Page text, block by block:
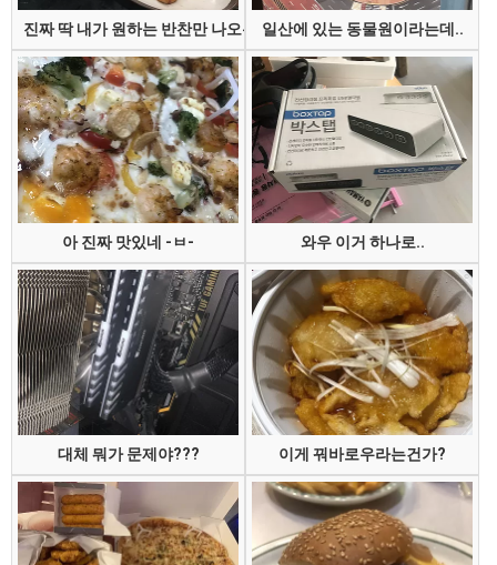
진짜 딱 내가 원하는 반찬만 나오는 집일산에 있는 동물원이라는데..
아 진짜 맛있네 -ㅂ- 와우 이거 하나로..
대체 뭐가 문제야??? 이게 꿔바로우라는건가?